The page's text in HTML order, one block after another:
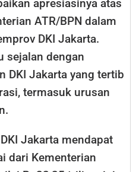
apresiasinya atas
ATR/BPN dalam
DKI Jakarta.
sejalan dengan
DKI Jakarta yang tertib
termasuk urusan
Jakarta mendapat
dari Kementerian